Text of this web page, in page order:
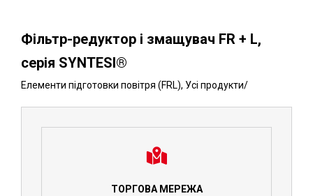
Фільтр-редуктор і змащувач FR + L,
серія SYNTESI®
Елементи підготовки повітря (FRL), Усі продукти/
ТОРГОВА МЕРЕЖА